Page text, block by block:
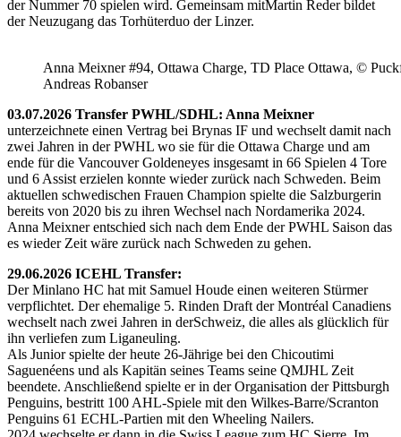
der Nummer 70 spielen wird. Gemeinsam mitMartin Reder bildet
der Neuzugang das Torhüterduo der Linzer.
Anna Meixner #94, Ottawa Charge, TD Place Ottawa, ©
Andreas Robanser
03.07.2026 Transfer PWHL/SDHL: Anna Meixner
unterzeichnete einen Vertrag bei Brynas IF und wechselt damit nach
zwei Jahren in der PWHL wo sie für die Ottawa Charge und am
ende für die Vancouver Goldeneyes insgesamt in 66 Spielen 4 Tore
und 6 Assist erzielen konnte wieder zurück nach Schweden. Beim
aktuellen schwedischen Frauen Champion spielte die Salzburgerin
bereits von 2020 bis zu ihren Wechsel nach Nordamerika 2024.
Anna Meixner entschied sich nach dem Ende der PWHL Saison das
es wieder Zeit wäre zurück nach Schweden zu gehen.
29.06.2026 ICEHL Transfer:
Der Minlano HC hat mit Samuel Houde einen weiteren Stürmer
verpflichtet. Der ehemalige 5. Rinden Draft der Montréal Canadiens
wechselt nach zwei Jahren in derSchweiz, die alles als glücklich für
ihn verliefen zum Liganeuling.
Als Junior spielte der heute 26-Jährige bei den Chicoutimi
Saguenéens und als Kapitän seines Teams seine QMJHL Zeit
beendete. Anschließend spielte er in der Organisation der Pittsburgh
Penguins, bestritt 100 AHL-Spiele mit den Wilkes-Barre/Scranton
Penguins 61 ECHL-Partien mit den Wheeling Nailers.